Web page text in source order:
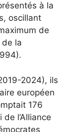
à la
oscillant
de
de la
2024), ils
européen
176
l’Alliance